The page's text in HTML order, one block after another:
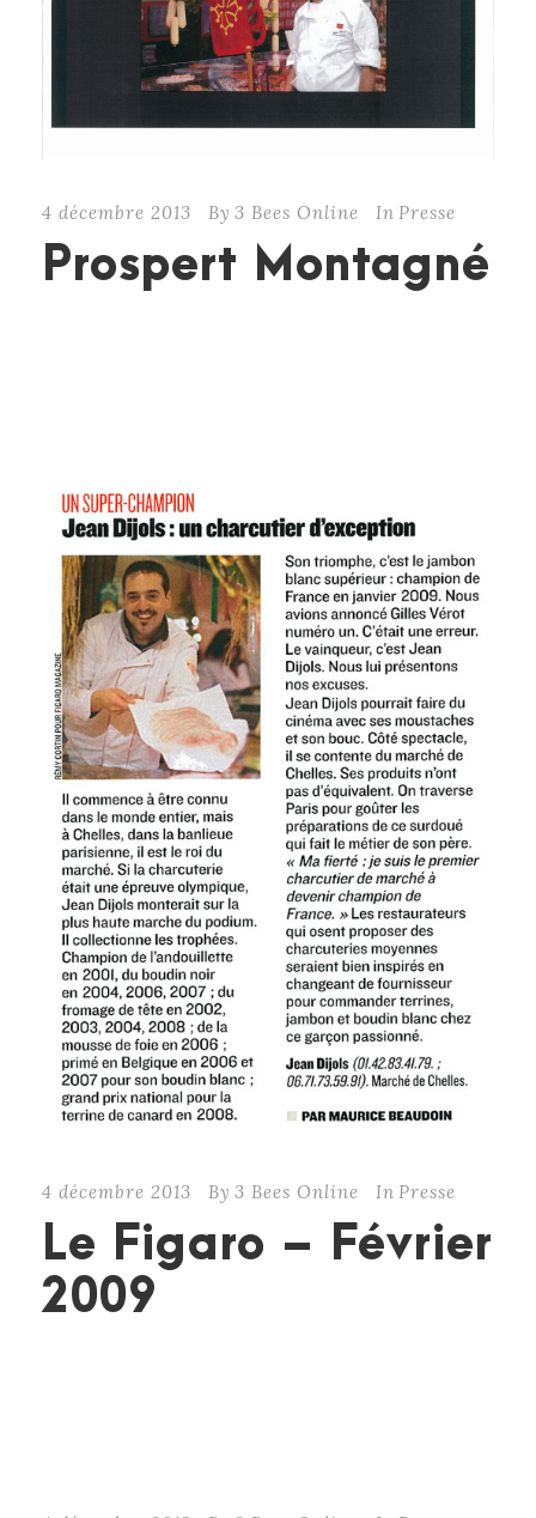
4 décembre 2013 By 3 Bees Online In Presse
Prospert Montagné
4 décembre 2013 By 3 Bees Online In Presse
Le Figaro – Février
2009